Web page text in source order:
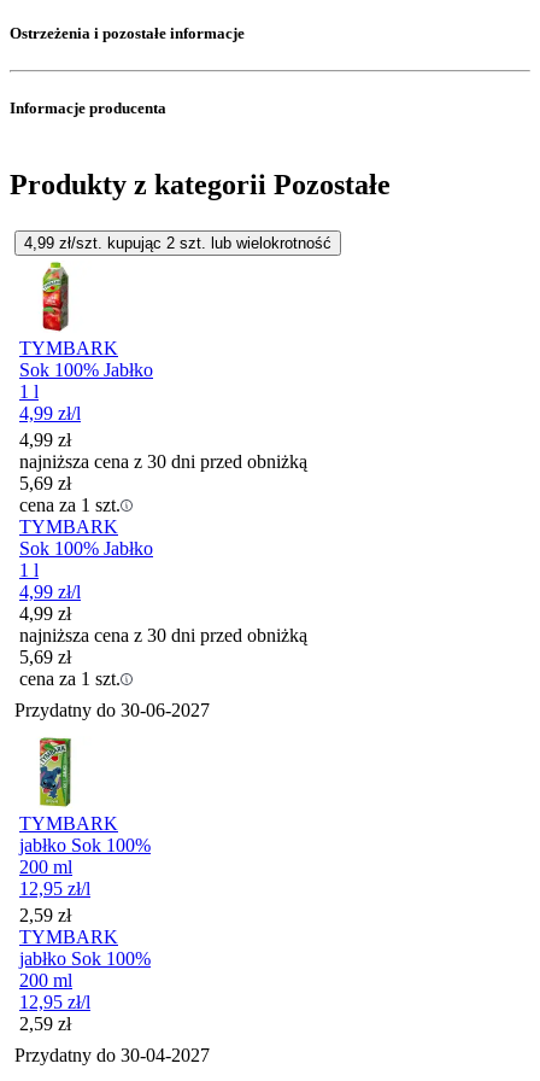
Ostrzeżenia i pozostałe informacje
Informacje producenta
Produkty z kategorii Pozostałe
4,99 zł/szt. kupując 2 szt. lub wielokrotność
TYMBARK
Sok 100% Jabłko
1 l
4,99 zł/l
4,99 zł
najniższa cena z 30 dni przed obniżką
5,69 zł
cena za 1 szt.
TYMBARK
Sok 100% Jabłko
1 l
4,99 zł/l
4,99 zł
najniższa cena z 30 dni przed obniżką
5,69 zł
cena za 1 szt.
Przydatny do 30-06-2027
TYMBARK
jabłko Sok 100%
200 ml
12,95 zł/l
Cena
2,59 zł
TYMBARK
jabłko Sok 100%
200 ml
12,95 zł/l
Cena
2,59 zł
Przydatny do 30-04-2027